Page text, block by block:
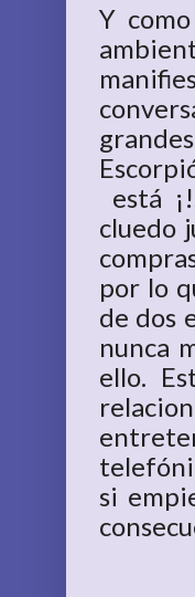
Y
está
cluedo
por lo
de dos
nunca
ello.
si